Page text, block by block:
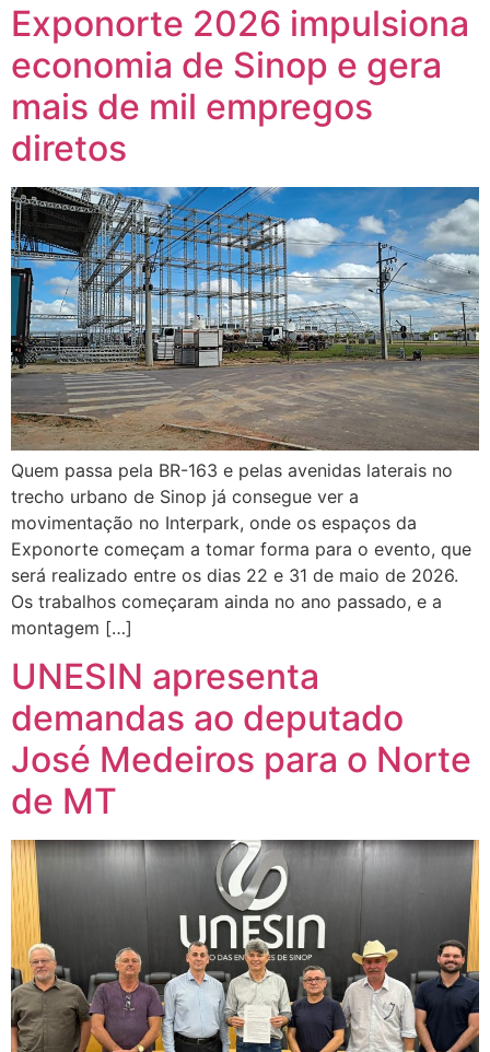
Exponorte 2026 impulsiona
economia de Sinop e gera
mais de mil empregos
diretos
Quem passa pela BR-163 e pelas avenidas laterais no
trecho urbano de Sinop já consegue ver a
movimentação no Interpark, onde os espaços da
Exponorte começam a tomar forma para o evento, que
será realizado entre os dias 22 e 31 de maio de 2026.
Os trabalhos começaram ainda no ano passado, e a
montagem […]
UNESIN apresenta
demandas ao deputado
José Medeiros para o Norte
de MT